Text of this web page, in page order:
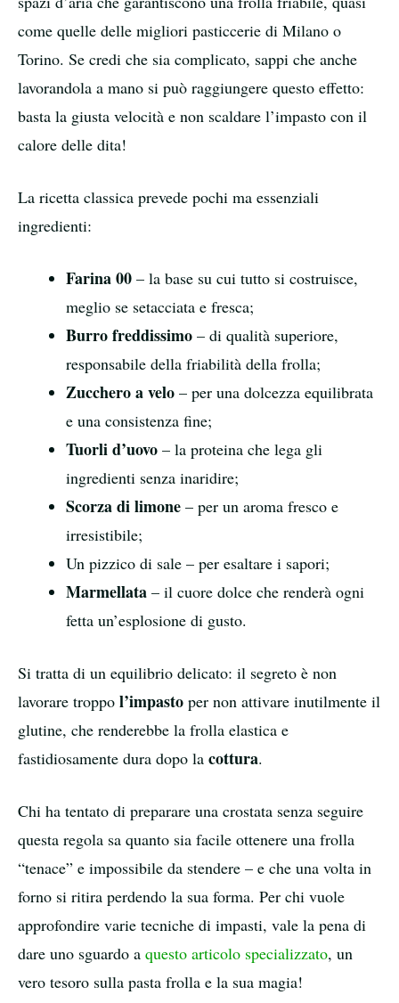
come quelle delle migliori pasticcerie di Milano o
Torino. Se credi che sia complicato, sappi che anche
lavorandola a mano si può raggiungere questo effetto:
basta la giusta velocità e non scaldare l’impasto con il
calore delle dita!
La ricetta classica prevede pochi ma essenziali
ingredienti:
Farina 00 – la base su cui tutto si costruisce,
meglio se setacciata e fresca;
Burro freddissimo – di qualità superiore,
responsabile della friabilità della frolla;
Zucchero a velo – per una dolcezza equilibrata
e una consistenza fine;
Tuorli d’uovo – la proteina che lega gli
ingredienti senza inaridire;
Scorza di limone – per un aroma fresco e
irresistibile;
Un pizzico di sale – per esaltare i sapori;
Marmellata – il cuore dolce che renderà ogni
fetta un’esplosione di gusto.
Si tratta di un equilibrio delicato: il segreto è non
lavorare troppo l’impasto per non attivare inutilmente il
glutine, che renderebbe la frolla elastica e
fastidiosamente dura dopo la cottura.
Chi ha tentato di preparare una crostata senza seguire
questa regola sa quanto sia facile ottenere una frolla
“tenace” e impossibile da stendere – e che una volta in
forno si ritira perdendo la sua forma. Per chi vuole
approfondire varie tecniche di impasti, vale la pena di
dare uno sguardo a questo articolo specializzato, un
vero tesoro sulla pasta frolla e la sua magia!